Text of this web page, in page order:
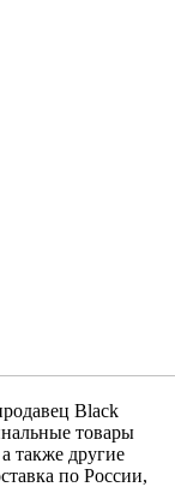
Black
товары
также другие
по России,